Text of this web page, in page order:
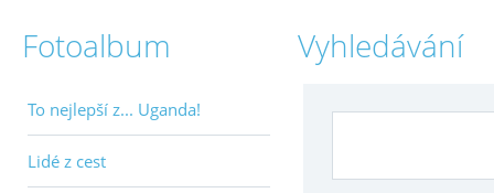
Fotoalbum
To nejlepší z... Uganda!
Lidé z cest
Vyhledávání